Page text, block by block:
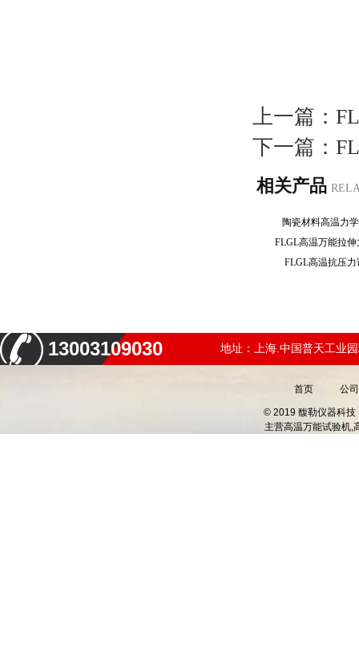
上一篇：
下一篇：
相关产品
陶瓷材料高温力
FLGL高温万能拉
FLGL高温抗压
13003109030 地址：上海.中国普天工业
首页 公
© 2019 馥勒仪器科技
主营高温万能试验机,